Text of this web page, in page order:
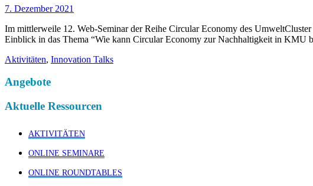
7. Dezember 2021
Im mittlerweile 12. Web-Seminar der Reihe Circular Economy des
Einblick in das Thema “Wie kann Circular Economy zur Nachhaltigkeit in KMU
Aktivitäten, Innovation Talks
Angebote
Aktuelle Ressourcen
AKTIVITÄTEN
ONLINE SEMINARE
ONLINE ROUNDTABLES